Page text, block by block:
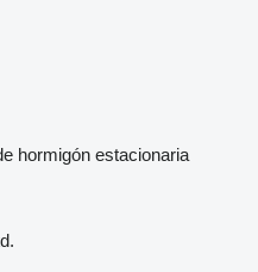
hormigón estacionaria